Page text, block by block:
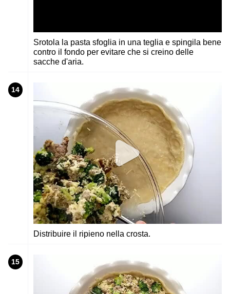
Srotola la pasta sfoglia in una teglia e spingila bene
contro il fondo per evitare che si creino delle
sacche d'aria.
14
Distribuire il ripieno nella crosta.
15